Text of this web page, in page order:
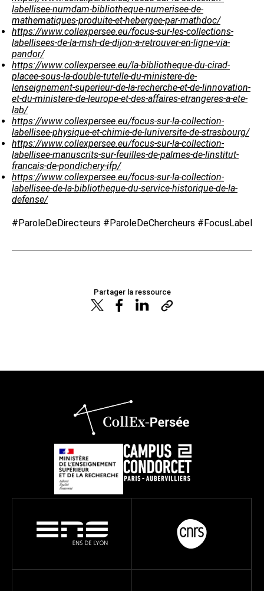
labellisee-numdam-bibliotheque-numerisee-de-
mathematiques-produite-et-hebergee-par-mathdoc/
https://www.collexpersee.eu/focus-sur-les-collections-
labellisees-de-la-msh-de-dijon-a-retrouver-en-ligne-via-
pandor/
https://www.collexpersee.eu/la-bibliotheque-du-cirad-
placee-sous-la-double-tutelle-du-ministere-de-
lenseignement-superieur-de-la-recherche-et-de-linnovation-
et-du-ministere-de-leurope-et-des-affaires-etrangeres-a-ete-
lab/
https://www.collexpersee.eu/focus-sur-la-collection-
labellisee-physique-et-chimie-de-luniversite-de-strasbourg/
https://www.collexpersee.eu/focus-sur-la-collection-
labellisee-manuscrits-sur-feuilles-de-palmes-de-linstitut-
francais-de-pondichery-ifp/
https://www.collexpersee.eu/focus-sur-la-collection-
labellisee-de-la-bibliotheque-du-service-historique-de-la-
defense/
#ParoleDeDirecteurs #ParoleDeChercheurs #FocusLabel
Partager la ressource